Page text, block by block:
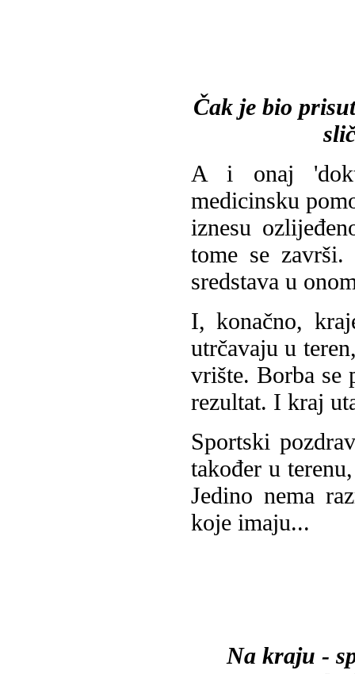
Čak je bio
A i onaj
medicinsku
iznesu
tome se
sredstava u
I, konačno,
utrčavaju u
vrište. Borba se
rezultat. I kraj
Sportski
također u
Jedino nema
koje imaju...
Na kraju -